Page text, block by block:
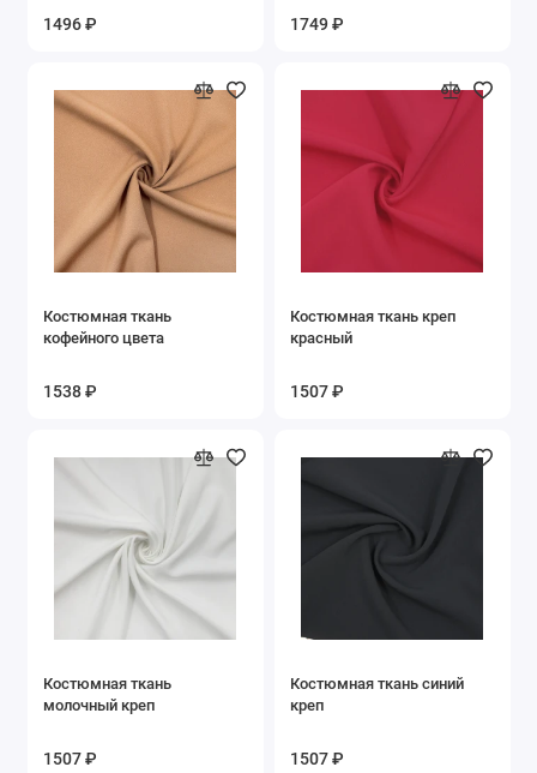
Тафта
Твил
Трикотаж
Шелк
Шифон
Показать все
1496 ₽ 1749 ₽
Костюмная ткань
кофейного цвета
1538 ₽
Костюмная ткань креп
красный
1507 ₽
Костюмная ткань
молочный креп
1507 ₽
Костюмная ткань синий
креп
1507 ₽